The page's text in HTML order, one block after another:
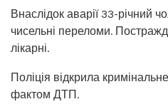
Внаслідок аварії 33-річний
чисельні переломи.
лікарні.
Поліція відкрила
фактом ДТП.